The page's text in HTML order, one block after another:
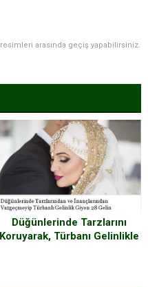
arasında geçiş yapabilirsiniz.
Düğünlerinde Tarzlarını
Koruyarak, Türbanı Gelinlikle